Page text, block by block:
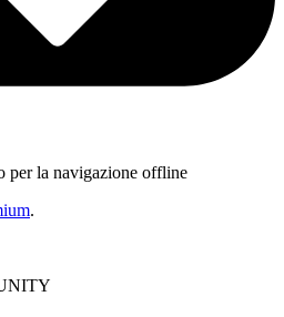
per la navigazione offline
.